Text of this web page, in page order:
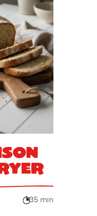
35 min